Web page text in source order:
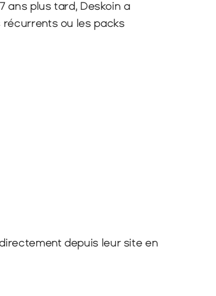
ans plus tard, Deskoin a
ou les packs
depuis leur site en